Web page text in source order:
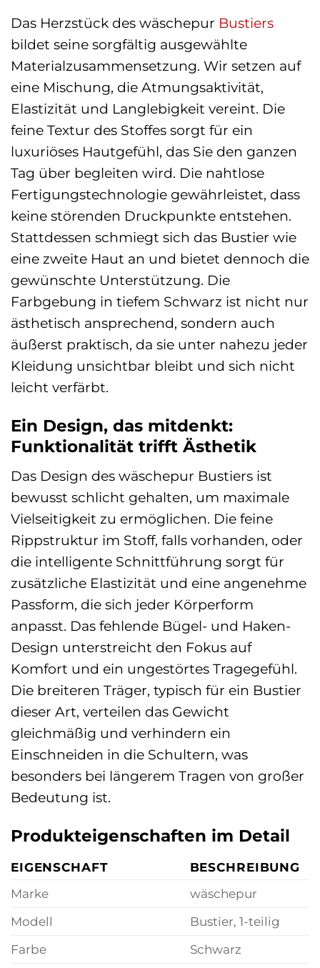
Das Herzstück des wäschepur Bustiers
bildet seine sorgfältig ausgewählte
Materialzusammensetzung. Wir setzen auf
eine Mischung, die Atmungsaktivität,
Elastizität und Langlebigkeit vereint. Die
feine Textur des Stoffes sorgt für ein
luxuriöses Hautgefühl, das Sie den ganzen
Tag über begleiten wird. Die nahtlose
Fertigungstechnologie gewährleistet, dass
keine störenden Druckpunkte entstehen.
Stattdessen schmiegt sich das Bustier wie
eine zweite Haut an und bietet dennoch die
gewünschte Unterstützung. Die
Farbgebung in tiefem Schwarz ist nicht nur
ästhetisch ansprechend, sondern auch
äußerst praktisch, da sie unter nahezu jeder
Kleidung unsichtbar bleibt und sich nicht
leicht verfärbt.
Ein Design, das mitdenkt:
Funktionalität trifft Ästhetik
Das Design des wäschepur Bustiers ist
bewusst schlicht gehalten, um maximale
Vielseitigkeit zu ermöglichen. Die feine
Rippstruktur im Stoff, falls vorhanden, oder
die intelligente Schnittführung sorgt für
zusätzliche Elastizität und eine angenehme
Passform, die sich jeder Körperform
anpasst. Das fehlende Bügel- und Haken-
Design unterstreicht den Fokus auf
Komfort und ein ungestörtes Tragegefühl.
Die breiteren Träger, typisch für ein Bustier
dieser Art, verteilen das Gewicht
gleichmäßig und verhindern ein
Einschneiden in die Schultern, was
besonders bei längerem Tragen von großer
Bedeutung ist.
Produkteigenschaften im Detail
EIGENSCHAFT
BESCHREIBUNG
Marke
wäschepur
Modell
Bustier, 1-teilig
Farbe
Schwarz